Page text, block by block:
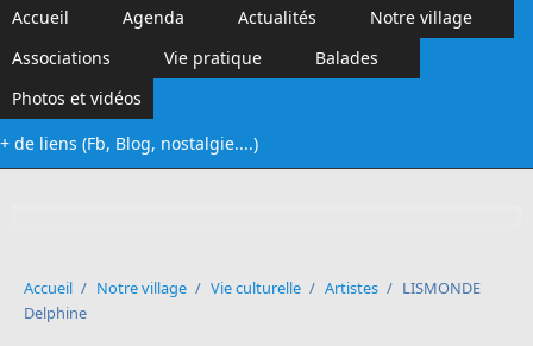
Vinalmont
Accueil Agenda Actualités
Notre village
Associations
Vie pratique
Balades
Photos et vidéos
+ de liens (Fb, Blog, nostalgie....)
Accueil / Notre village / Vie culturelle / Artistes / LISMONDE
Delphine